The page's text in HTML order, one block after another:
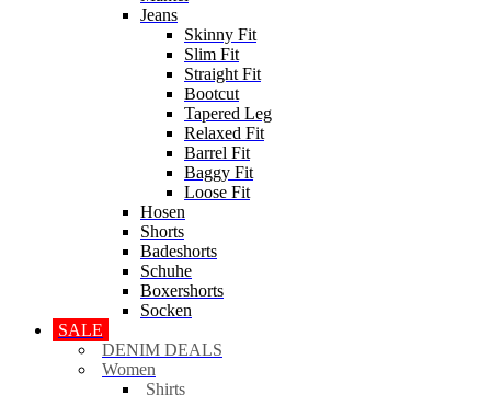
Jeans
Skinny Fit
Slim Fit
Straight Fit
Bootcut
Tapered Leg
Relaxed Fit
Barrel Fit
Baggy Fit
Loose Fit
Hosen
Shorts
Badeshorts
Schuhe
Boxershorts
Socken
SALE
DENIM DEALS
Women
Shirts